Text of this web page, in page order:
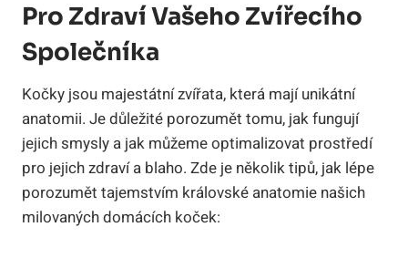
Pro Zdraví Vašeho Zvířecího
Společníka
Kočky jsou majestátní zvířata, která mají unikátní
anatomii. Je důležité porozumět tomu, jak fungují
jejich smysly a jak můžeme optimalizovat prostředí
pro jejich zdraví a blaho. Zde je několik tipů, jak lépe
porozumět tajemstvím královské anatomie našich
milovaných domácích koček: